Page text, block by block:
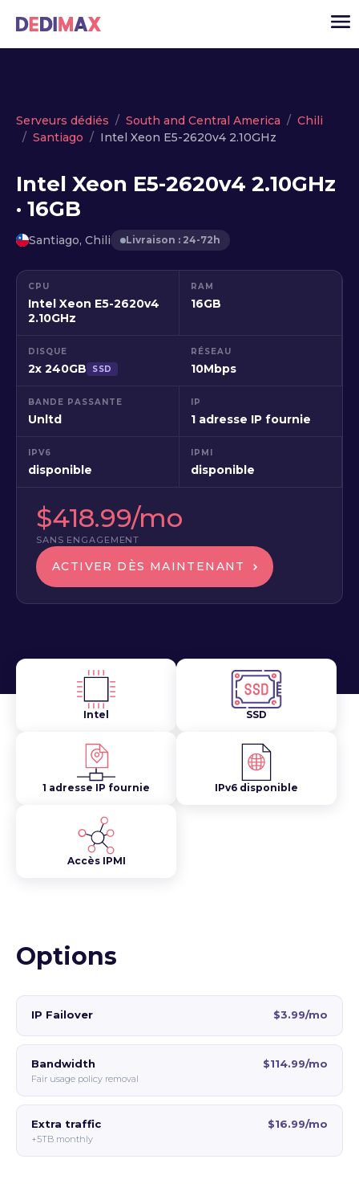
Cloud serveur
VPS
Serveurs dédiés
API
Actualité
Serveurs dédiés South and Central America
Chili
Santiago
Intel Xeon E5-2620v4 2.10GHz
Intel Xeon E5-2620v4 2.10GHz
· 16GB
Santiago, Chili Livraison : 24-72h
CPU
Intel Xeon E5-2620v4
2.10GHz
RAM
16GB
DISQUE
2x 240GB SSD
RÉSEAU
10Mbps
BANDE PASSANTE
Unltd
IP
1 adresse IP fournie
IPV6
disponible
IPMI
disponible
$418.99/mo
SANS ENGAGEMENT
ACTIVER DÈS MAINTENANT
Intel SSD
1 adresse IP fournie IPv6 disponible
Accès IPMI
Options
IP Failover $3.99/mo
Bandwidth
Fair usage policy removal
$114.99/mo
Extra traffic
+5TB monthly
$16.99/mo